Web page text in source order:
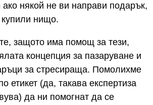
някой не ви направи подарък,
купили нищо.
защото има помощ за тези,
концепция за пазаруване и
за стресираща. Помолихме
етикет (да, такава експертиза
да ни помогнат да се